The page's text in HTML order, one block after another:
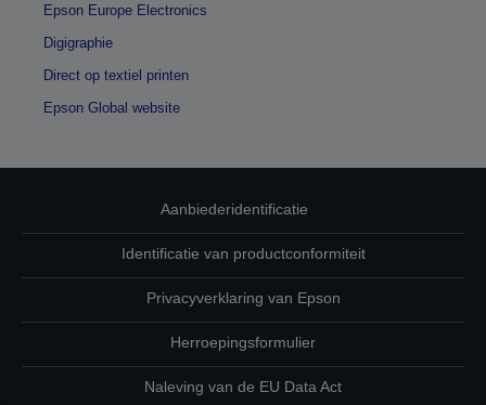
Epson Europe Electronics
Digigraphie
Direct op textiel printen
Epson Global website
Aanbiederidentificatie
Identificatie van productconformiteit
Privacyverklaring van Epson
Herroepingsformulier
Naleving van de EU Data Act